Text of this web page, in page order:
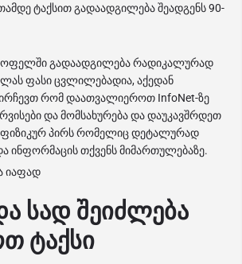
ტაქსით გადაადგილება შეადგენს 90-
გადაადგილება რადიკალურად
ფასი ცვლილებადია, აქედან
რომ დაათვალიეროთ InfoNet-ზე
და მომსახურება და დაუკავშრდეთ
ფიზიკურ პირს რომელიც დეტალურად
ინფორმაცის თქვენს მიმართულებაზე.
სად შეიძლება
ტაქსი